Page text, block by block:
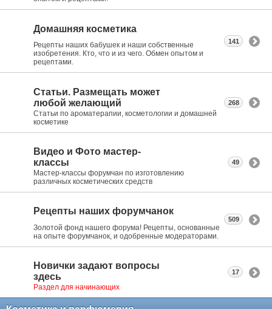
Домашняя косметика
Рецепты наших бабушек и наши собственные
изобретения. Кто, что и из чего. Обмен опытом и
рецептами.
141
Статьи. Размещать может
любой желающий
Статьи по ароматерапии, косметологии и домашней
косметике
268
Видео и Фото мастер-
классы
Мастер-классы форумчан по изготовлению
различных косметических средств
49
Рецепты наших форумчанок
Золотой фонд нашего форума! Рецепты, основанные
на опыте форумчанок, и одобренные модераторами.
509
Новички задают вопросы
здесь
Раздел для начинающих
17